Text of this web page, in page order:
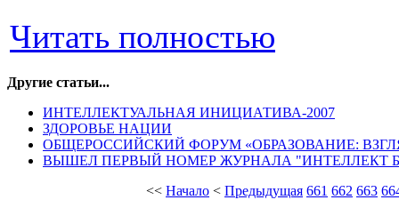
Читать полностью
Другие статьи...
ИНТЕЛЛЕКТУАЛЬНАЯ ИНИЦИАТИВА-2007
ЗДОРОВЬЕ НАЦИИ
ОБЩЕРОССИЙСКИЙ ФОРУМ «ОБРАЗОВАНИЕ:
ВЫШЕЛ ПЕРВЫЙ НОМЕР ЖУРНАЛА "ИНТЕЛЛЕКТ
<< Начало < Предыдущая 661 662 663